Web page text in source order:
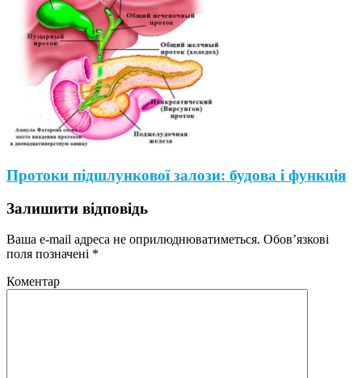
Протоки підшлункової залози: будова і функція
Залишити відповідь
Ваша e-mail адреса не оприлюднюватиметься. Обов’язкові
поля позначені *
Коментар